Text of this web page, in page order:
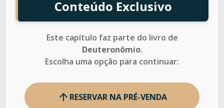
Conteúdo Exclusivo
Este capítulo faz parte do livro de
Deuteronômio.
Escolha uma opção para continuar:
RESERVAR NA PRÉ-VENDA